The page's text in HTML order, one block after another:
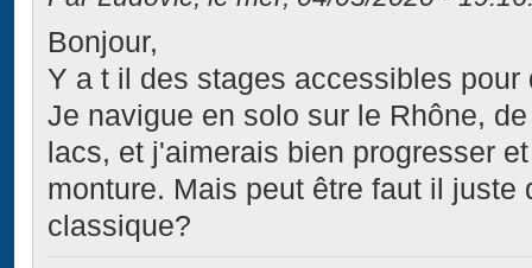
Bonjour,
Y a t il des stages accessibles
Je navigue en solo sur le Rhône,
lacs, et j'aimerais bien progresser
monture. Mais peut être faut il juste
classique?